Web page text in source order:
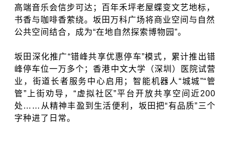
高端音乐会信步可达；百年禾坪老屋蝶变文艺地标，
书香与咖啡香萦绕。坂田万科广场将商业空间与自然
公共空间结合，成为“在地自然探索博物园”。
坂田深化推广“错峰共享优惠停车”模式，累计推出错
峰停车位一万多个；香港中文大学（深圳）医院试营
业，街道长者服务中心启用；智能机器人“城城”“管
管”上街劝导，“虚拟社区”平台开放共享空间近200
处…… 从精神丰盈到生活便利 ，坂田把“有品质”三个
字种进了日常。